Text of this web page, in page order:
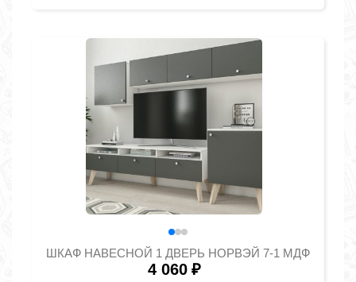
ШКАФ НАВЕСНОЙ 1 ДВЕРЬ НОРВЭЙ 7-1 МДФ
4 060 ₽